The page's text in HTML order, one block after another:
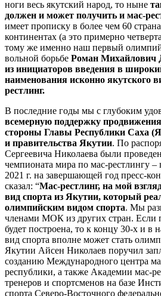
ноги весь якутский народ, то ныне
должен и может получить и мас-
имеет прописку в более чем 60
континентах (а это примерно
тому же именно наш первый
вольной борьбе Роман Михайлович
из инициаторов введения в
наименования исконно якутского
рестлинг.
В последние годы мы с глубоким
всемерную поддержку
стороны Главы Республики Саха
и правительства Якутии. По
Сергеевича Николаева были
чемпионата мира по мас-рестлингу –
2021 г. на завершающей год пресс-
сказал: “Мас-рестлинг, на мой
вид спорта из Якутии, который
олимпийским видом спорта. Мы
членами МОК из других стран. Если
будет построена, то к концу 30-х и в
вид спорта вполне может стать
Якутии Айсен Николаев поручил
созданию Международного центра
республики, а также Академии мас-
тренеров и спортсменов на базе
спорта Северо-Восточного